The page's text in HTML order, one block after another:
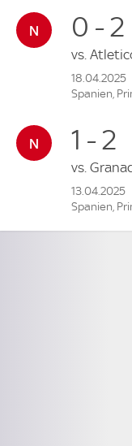
0 - 2
vs.
18.04.2025
Spanien,
1 - 2
vs.
13.04.2025
Spanien,